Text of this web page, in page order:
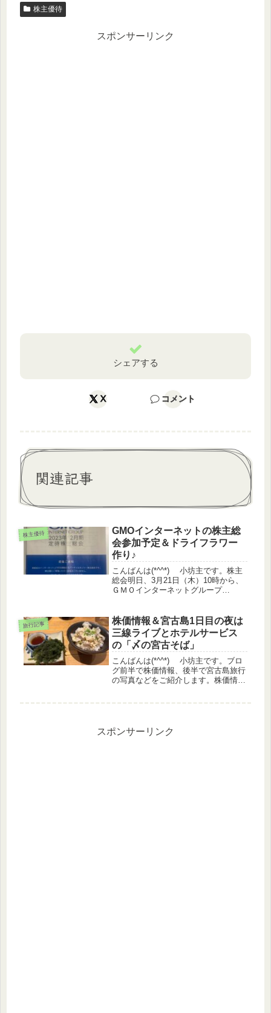
株主優待
スポンサーリンク
シェアする
X コメント
関連記事
株主優待
GMOインターネットの株主総
会参加予定＆ドライフラワー
作り♪
こんばんは(*^^*) 小坊主です。株主
総会明日、3月21日（木）10時から、
ＧＭＯインターネットグループ
チャルオンリー株主総会だそうです。
明日は10時にパソコンの...
旅行記事
株価情報＆宮古島1日目の夜は
三線ライブとホテルサービス
の「〆の宮古そば」
こんばんは(*^^*) 小坊主です。ブロ
グ前半で株価情報、後半で宮古島旅行
の写真などをご紹介します。株価情報
スポンサーリンク